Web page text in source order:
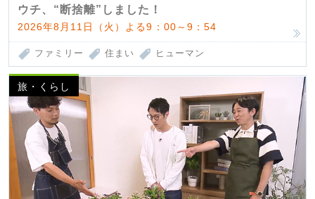
ウチ、“断捨離”しました！
2026年8月11日（火）よる9：00～9：54
ファミリー 住まい ヒューマン
旅・くらし